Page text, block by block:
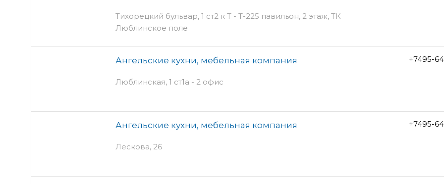
Тихорецкий бульвар, 1 ст2 к Т - Т-225 павильон, 2 этаж, ТК
Люблинское поле
Ангельские кухни, мебельная компания
Люблинская, 1 ст1а - 2 офис
+7495-
Ангельские кухни, мебельная компания
Лескова, 26
+7495-